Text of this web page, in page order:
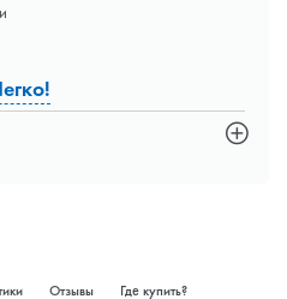
Отзывы Где купить?